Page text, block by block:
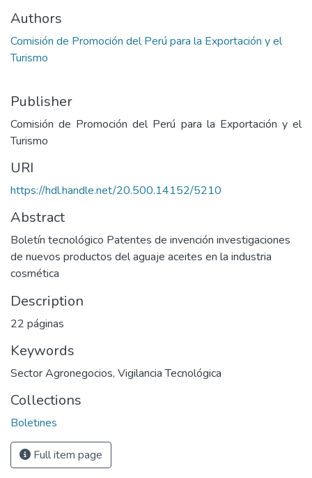
Authors
Comisión de Promoción del Perú para la Exportación y el
Turismo
Publisher
Comisión de Promoción del Perú para la Exportación y el
Turismo
URI
https://hdl.handle.net/20.500.14152/5210
Abstract
Boletín tecnológico Patentes de invención investigaciones
de nuevos productos del aguaje aceites en la industria
cosmética
Description
22 páginas
Keywords
Sector Agronegocios, Vigilancia Tecnológica
Collections
Boletines
Full item page